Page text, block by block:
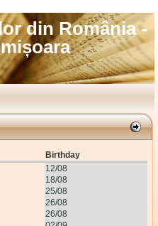
din România -
Birthday
12/08
18/08
25/08
26/08
26/08